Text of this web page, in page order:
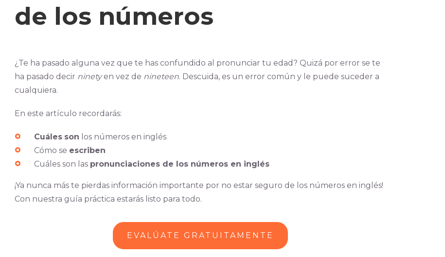
de los números
¿Te ha pasado alguna vez que te has confundido al pronunciar tu edad? Quizá por error se te
ha pasado decir ninetyen vez de nineteen. Descuida, es un error común y le puede suceder a
cualquiera.
En este artículo recordarás:
Cuáles son los números en inglés
Cómo se escriben
Cuáles son las pronunciaciones de los números en inglés
¡Ya nunca más te pierdas información importante por no estar seguro de los números en inglés!
Con nuestra guía práctica estarás listo para todo.
EVALÚATE GRATUITAMENTE